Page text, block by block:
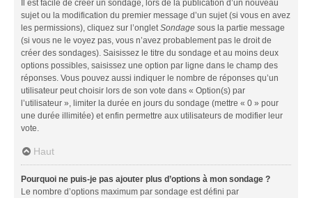
Il est facile de créer un sondage, lors de la publication d’un nouveau
sujet ou la modification du premier message d’un sujet (si vous en avez
les permissions), cliquez sur l’onglet Sondage sous la partie message
(si vous ne le voyez pas, vous n’avez probablement pas le droit de
créer des sondages). Saisissez le titre du sondage et au moins deux
options possibles, saisissez une option par ligne dans le champ des
réponses. Vous pouvez aussi indiquer le nombre de réponses qu’un
utilisateur peut choisir lors de son vote dans « Option(s) par
l’utilisateur », limiter la durée en jours du sondage (mettre « 0 » pour
une durée illimitée) et enfin permettre aux utilisateurs de modifier leur
vote.
Haut
Pourquoi ne puis-je pas ajouter plus d’options à mon sondage ?
Le nombre d’options maximum par sondage est défini par